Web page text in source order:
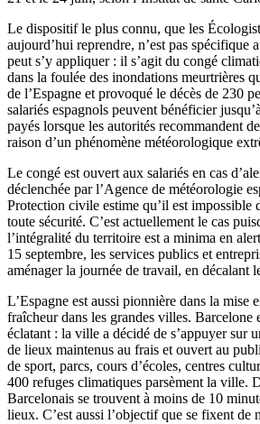
Le dispositif le plus connu, que les
aujourd’hui reprendre, n’est pas spécifique
peut s’y appliquer : il s’agit du congé
dans la foulée des inondations meurtrières
de l’Espagne et provoqué le décès de 230
salariés espagnols peuvent bénéficier
payés lorsque les autorités recommandent
raison d’un phénomène météorologique
Le congé est ouvert aux salariés en cas
déclenchée par l’Agence de météorologie
Protection civile estime qu’il est impossible
toute sécurité. C’est actuellement le cas
l’intégralité du territoire est a minima en
15 septembre, les services publics et
aménager la journée de travail, en décalant
L’Espagne est aussi pionnière dans la mise
fraîcheur dans les grandes villes. Barcelone
éclatant : la ville a décidé de s’appuyer sur
de lieux maintenus au frais et ouvert au
de sport, parcs, cours d’écoles, centres
400 refuges climatiques parsèment la ville.
Barcelonais se trouvent à moins de 10
lieux. C’est aussi l’objectif que se fixent de